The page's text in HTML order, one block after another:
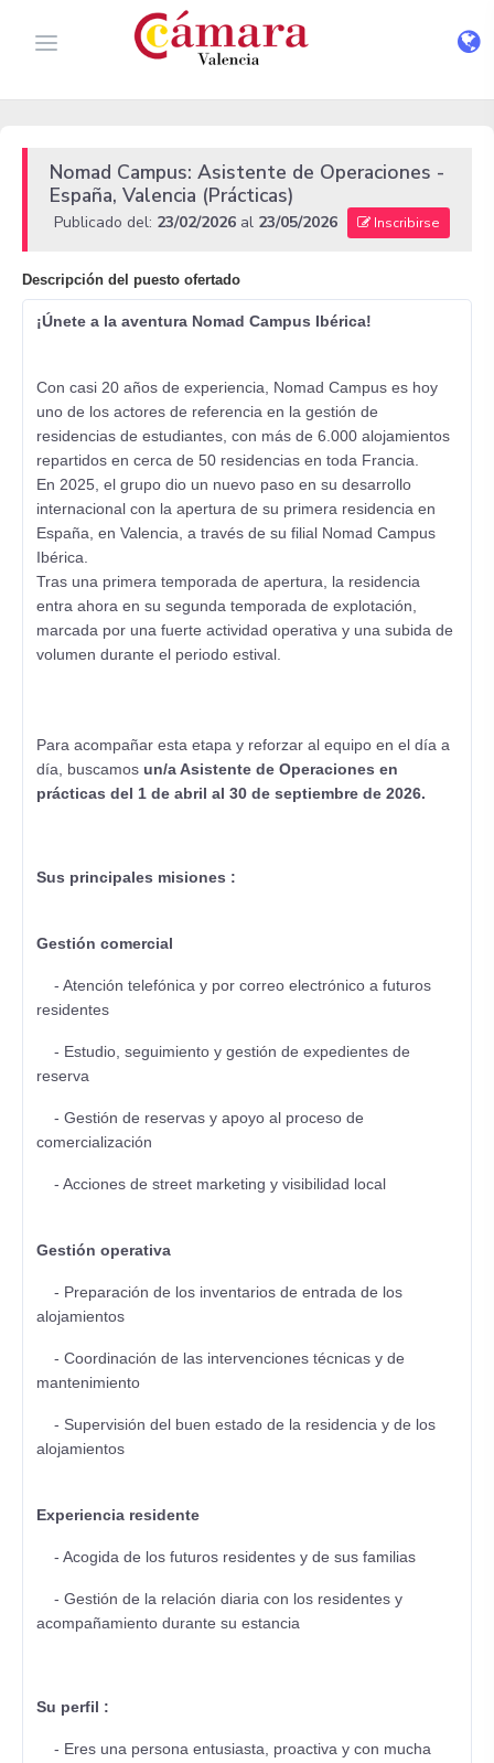
Nomad Campus: Asistente de Operaciones -
España, Valencia (Prácticas)
Publicado del: 23/02/2026 al 23/05/2026 Inscribirse
Descripción del puesto ofertado
¡Únete a la aventura Nomad Campus Ibérica!
Con casi 20 años de experiencia, Nomad Campus es hoy
uno de los actores de referencia en la gestión de
residencias de estudiantes, con más de 6.000 alojamientos
repartidos en cerca de 50 residencias en toda Francia.
En 2025, el grupo dio un nuevo paso en su desarrollo
internacional con la apertura de su primera residencia en
España, en Valencia, a través de su filial Nomad Campus
Ibérica.
Tras una primera temporada de apertura, la residencia
entra ahora en su segunda temporada de explotación,
marcada por una fuerte actividad operativa y una subida de
volumen durante el periodo estival.
Para acompañar esta etapa y reforzar al equipo en el día a
día, buscamos un/a Asistente de Operaciones en
prácticas del 1 de abril al 30 de septiembre de 2026.
Sus principales misiones :
Gestión comercial
- Atención telefónica y por correo electrónico a futuros
residentes
- Estudio, seguimiento y gestión de expedientes de
reserva
- Gestión de reservas y apoyo al proceso de
comercialización
- Acciones de street marketing y visibilidad local
Gestión operativa
- Preparación de los inventarios de entrada de los
alojamientos
- Coordinación de las intervenciones técnicas y de
mantenimiento
- Supervisión del buen estado de la residencia y de los
alojamientos
Experiencia residente
- Acogida de los futuros residentes y de sus familias
- Gestión de la relación diaria con los residentes y
acompañamiento durante su estancia
Su perfil :
- Eres una persona entusiasta, proactiva y con mucha